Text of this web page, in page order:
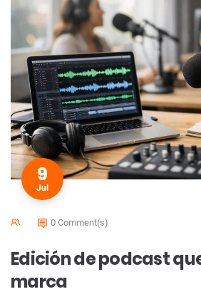
9
Jul
0 Comment(s)
Edición de podcast
marca